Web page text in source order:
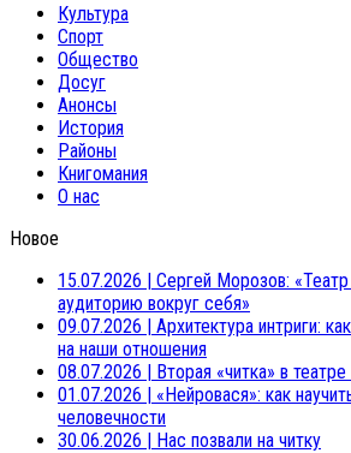
Культура
Спорт
Общество
Досуг
Анонсы
История
Районы
Книгомания
О нас
Новое
15.07.2026 | Сергей Морозов:
аудиторию вокруг себя»
09.07.2026 | Архитектура интриги:
на наши отношения
08.07.2026 | Вторая «читка» в
01.07.2026 | «Нейровася»: как
человечности
30.06.2026 | Нас позвали на читку